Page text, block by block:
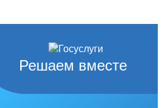
Решаем вместе